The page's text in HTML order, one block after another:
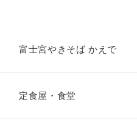
富士宮やきそば かえで
定食屋・食堂